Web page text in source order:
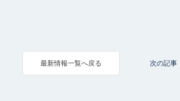
最新情報一覧へ戻る 次の記事